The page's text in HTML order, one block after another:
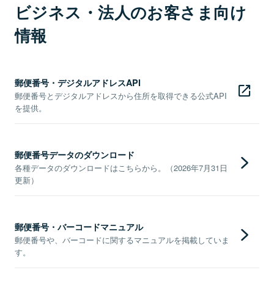
ビジネス・法人のお客さま向け
情報
郵便番号・デジタルアドレスAPI
郵便番号とデジタルアドレスから住所を取得できる公式API
を提供。
郵便番号データのダウンロード
各種データのダウンロードはこちらから。（2026年7月31日
更新）
郵便番号・バーコードマニュアル
郵便番号や、バーコードに関するマニュアルを掲載していま
す。